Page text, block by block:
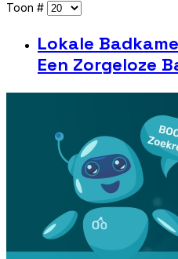
Toon #
Lokale
Een Zorgeloze